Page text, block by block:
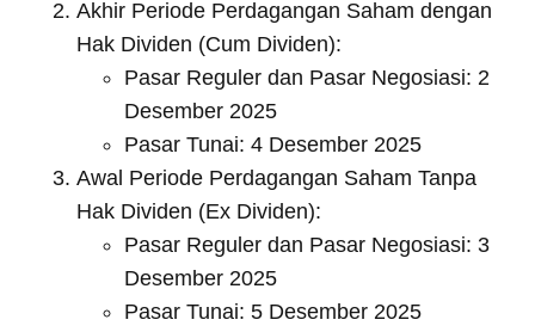
Akhir Periode Perdagangan Saham dengan
Hak Dividen (Cum Dividen):
Pasar Reguler dan Pasar Negosiasi: 2
Desember 2025
Pasar Tunai: 4 Desember 2025
Awal Periode Perdagangan Saham Tanpa
Hak Dividen (Ex Dividen):
Pasar Reguler dan Pasar Negosiasi: 3
Desember 2025
Pasar Tunai: 5 Desember 2025